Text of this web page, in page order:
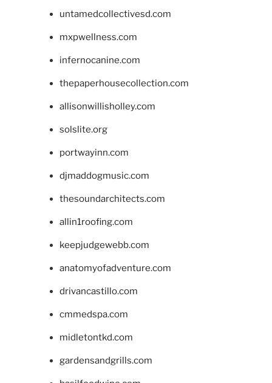
untamedcollectivesd.com
mxpwellness.com
infernocanine.com
thepaperhousecollection.com
allisonwillisholley.com
solslite.org
portwayinn.com
djmaddogmusic.com
thesoundarchitects.com
allin1roofing.com
keepjudgewebb.com
anatomyofadventure.com
drivancastillo.com
cmmedspa.com
midletontkd.com
gardensandgrills.com